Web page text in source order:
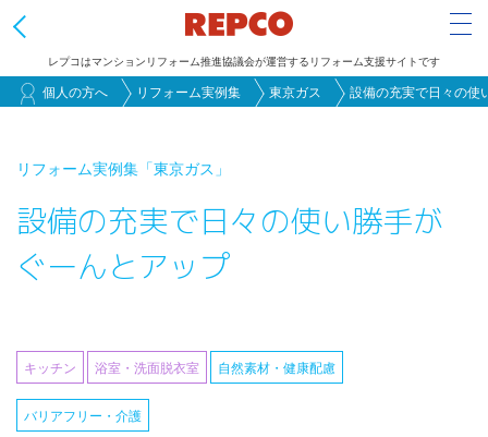
動
レプコはマンションリフォーム推進協議会が運営するリフォーム支援サイトです
個人の方へ リフォーム実例集 東京ガス 設備の充実で日々の使
リフォーム実例集 「東京ガス」
設備の充実で日々の使い勝手が
ぐーんとアップ
自然素材・健康配慮
バリアフリー・介護
キッチン 浴室・洗面脱衣室